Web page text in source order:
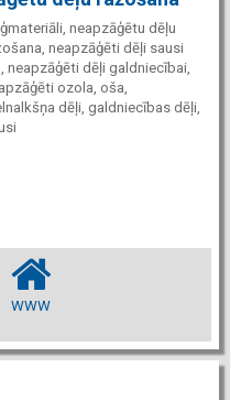
neapzāģētu dēļu
neapzāģēti dēļi sausi
neapzāģēti dēļi galdniecībai,
ozola, oša,
dēļi, galdniecības dēļi,
WWW